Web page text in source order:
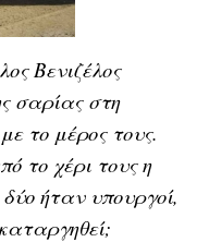
Βενιζέλος
σαρίας στη
το μέρος τους.
το χέρι τους η
ήταν υπουργοί,